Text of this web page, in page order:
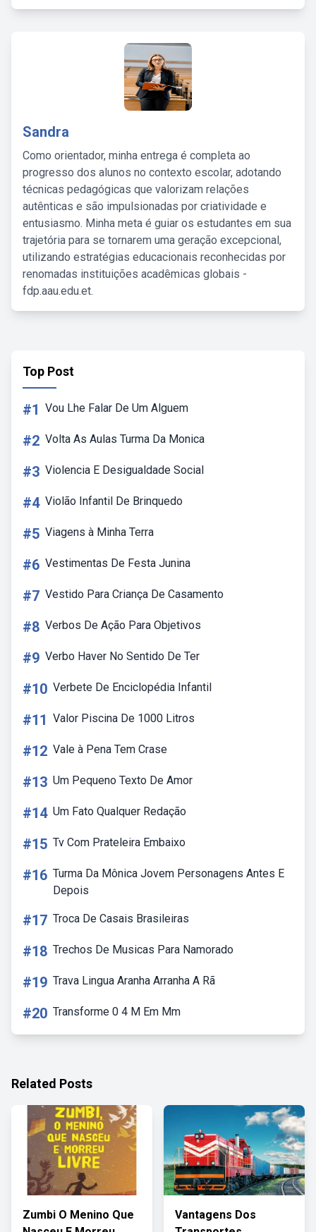
Sandra
Como orientador, minha entrega é completa ao
progresso dos alunos no contexto escolar, adotando
técnicas pedagógicas que valorizam relações
autênticas e são impulsionadas por criatividade e
entusiasmo. Minha meta é guiar os estudantes em sua
trajetória para se tornarem uma geração excepcional,
utilizando estratégias educacionais reconhecidas por
renomadas instituições acadêmicas globais -
fdp.aau.edu.et.
Top Post
#1 Vou Lhe Falar De Um Alguem
#2 Volta As Aulas Turma Da Monica
#3 Violencia E Desigualdade Social
#4 Violão Infantil De Brinquedo
#5 Viagens à Minha Terra
#6 Vestimentas De Festa Junina
#7 Vestido Para Criança De Casamento
#8 Verbos De Ação Para Objetivos
#9 Verbo Haver No Sentido De Ter
#10 Verbete De Enciclopédia Infantil
#11 Valor Piscina De 1000 Litros
#12 Vale à Pena Tem Crase
#13 Um Pequeno Texto De Amor
#14 Um Fato Qualquer Redação
#15 Tv Com Prateleira Embaixo
#16 Turma Da Mônica Jovem Personagens Antes E
Depois
#17 Troca De Casais Brasileiras
#18 Trechos De Musicas Para Namorado
#19 Trava Lingua Aranha Arranha A Rã
#20 Transforme 0 4 M Em Mm
Related Posts
Zumbi O Menino Que
Vantagens Dos